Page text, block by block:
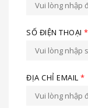
SỐ ĐIỆN THOẠI*
ĐỊA CHỈ EMAIL*